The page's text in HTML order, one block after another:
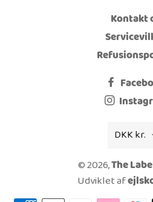
Kontakt
DKK kr.
© 2026,The
Udviklet af